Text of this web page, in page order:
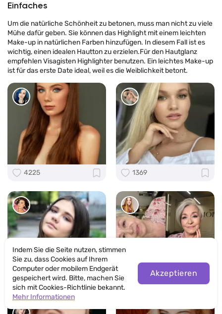
Einfaches
Um die natürliche Schönheit zu betonen, muss man nicht zu viele
Mühe dafür geben. Sie können das Highlight mit einem leichten
Make-up in natürlichen Farben hinzufügen. In diesem Fall ist es
wichtig, einen idealen Hautton zu erzielen.Für den Hautglanz
empfehlen Visagisten Highlighter benutzen. Ein leichtes Make-up
ist für das erste Date ideal, weil es die Weiblichkeit betont.
4225 1369
1301 848
Indem Sie die Seite nutzen, stimmen
Sie zu, dass Cookies auf Ihrem
Computer oder mobilem Endgerät
gespeichert wird. Bitte, machen Sie
sich mit Cookies-Richtlinie bekannt.
Mehr Informationen
Akzeptieren